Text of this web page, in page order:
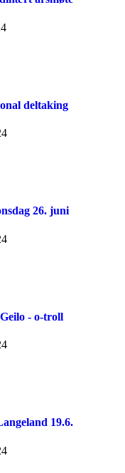
deltaking
26. juni
- o-troll
19.6.